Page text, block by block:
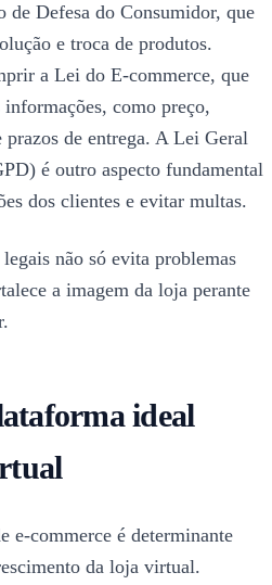
de Defesa do Consumidor, que
e troca de produtos.
a Lei do E-commerce, que
como preço,
prazos de entrega. A Lei Geral
é outro aspecto fundamental
dos clientes e evitar multas.
não só evita problemas
a imagem da loja perante
ideal
e-commerce é determinante
da loja virtual.